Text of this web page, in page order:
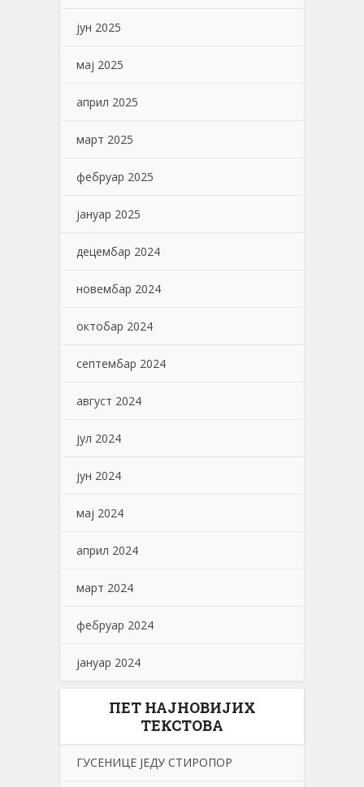
јун 2025
мај 2025
април 2025
март 2025
фебруар 2025
јануар 2025
децембар 2024
новембар 2024
октобар 2024
септембар 2024
август 2024
јул 2024
јун 2024
мај 2024
април 2024
март 2024
фебруар 2024
јануар 2024
ПЕТ НАЈНОВИЈИХ
ТЕКСТОВА
ГУСЕНИЦЕ ЈЕДУ СТИРОПОР